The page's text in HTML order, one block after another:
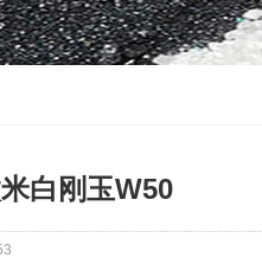
白刚玉W50